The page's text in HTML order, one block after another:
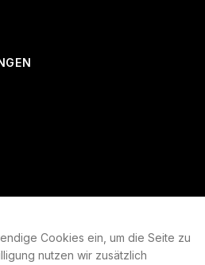
Cookies ein, um die Seite zu
nutzen wir zusätzlich